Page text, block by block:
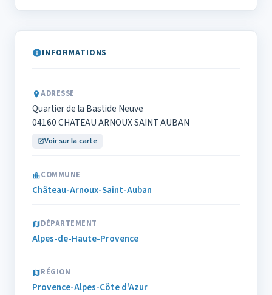
INFORMATIONS
ADRESSE
Quartier de la Bastide Neuve
04160 CHATEAU ARNOUX SAINT AUBAN
Voir sur la carte
COMMUNE
Château-Arnoux-Saint-Auban
DÉPARTEMENT
Alpes-de-Haute-Provence
RÉGION
Provence-Alpes-Côte d'Azur